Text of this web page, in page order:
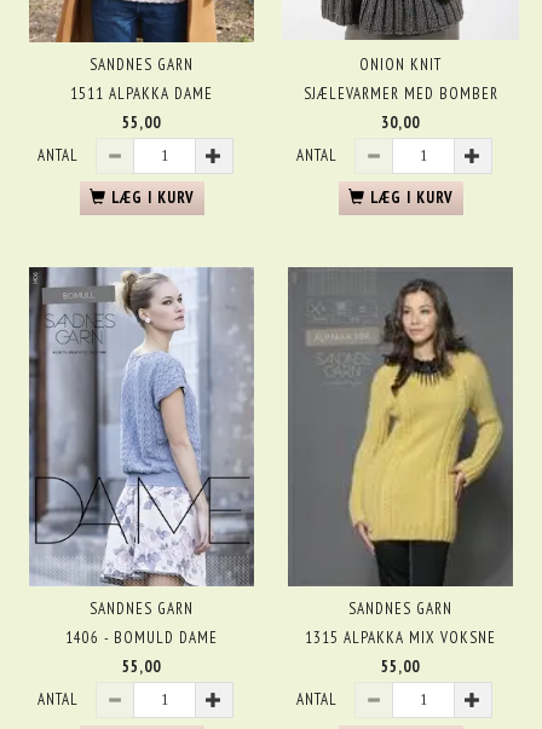
SANDNES GARN
1511 ALPAKKA DAME
55,00
ANTAL
LÆG I KURV
ONION KNIT
SJÆLEVARMER MED BOMBER
30,00
ANTAL
LÆG I KURV
SANDNES GARN
1406 - BOMULD DAME
55,00
ANTAL
SANDNES GARN
1315 ALPAKKA MIX VOKSNE
55,00
ANTAL